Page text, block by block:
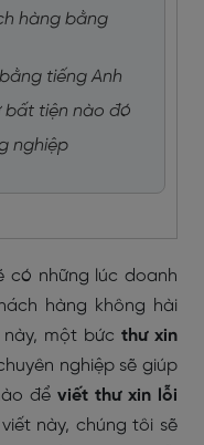
hàng bằng
tiếng Anh
bất tiện nào đó
nghiệp
có những lúc doanh
hàng không hài
một bức thư xin
nghiệp sẽ giúp
để viết thư xin lỗi
này, chúng tôi sẽ